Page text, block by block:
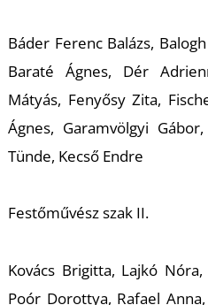
Báder Ferenc Balázs,
Baraté Ágnes, Dér
Mátyás, Fenyősy Zita,
Ágnes, Garamvölgyi
Tünde, Kecső Endre
Festőművész szak II.
Kovács Brigitta, Lajkó
Poór Dorottya, Rafael